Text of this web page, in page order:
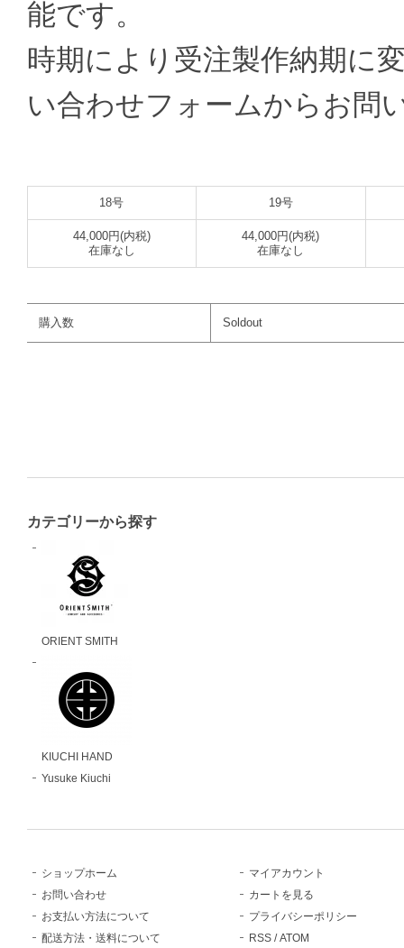
能です。
時期により受注製作納期に
い合わせフォームからお問
18号 19号
44,000円(内税)
在庫なし
44,000円(内税)
在庫なし
購入数 Soldout
カテゴリーから探す
ORIENT SMITH
KIUCHI HAND
Yusuke Kiuchi
ショップホーム
お問い合わせ
お支払い方法について
配送方法・送料について
マイアカウント
カートを見る
プライバシーポリシー
RSS /ATOM